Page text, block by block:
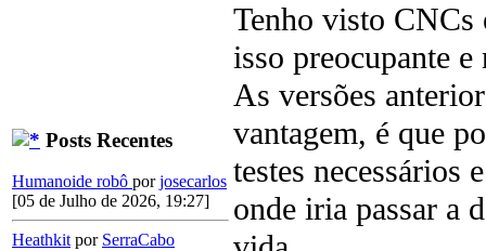
Posts Recentes
Humanoide robô porjosecarlos
[05 de Julho de 2026, 19:27]
Heathkit por SerraCabo
Tenho visto CNCs
isso preocupante
As versões
vantagem, é que
testes necessários
onde iria passar a